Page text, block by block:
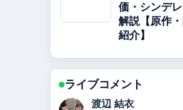
価・シンデ
解説【原作
紹介】
ライブコメント
小林 大智